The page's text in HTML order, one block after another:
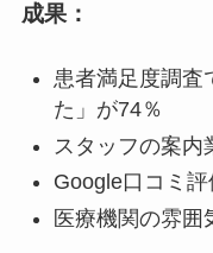
成果：
患者満足度調査
た」が74％
スタッフの案内
Google口コミ
医療機関の雰囲